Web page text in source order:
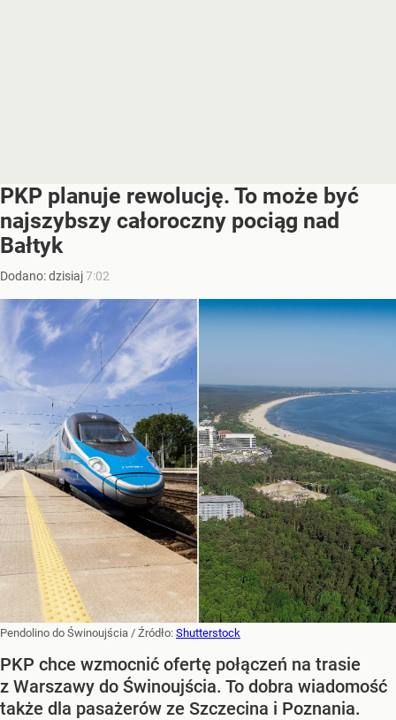
PKP planuje rewolucję. To może być
najszybszy całoroczny pociąg nad
Bałtyk
Dodano:dzisiaj7:02
Pendolino do Świnoujścia / Źródło: Shutterstock
PKP chce wzmocnić ofertę połączeń na trasie
z Warszawy do Świnoujścia. To dobra wiadomość
także dla pasażerów ze Szczecina i Poznania.